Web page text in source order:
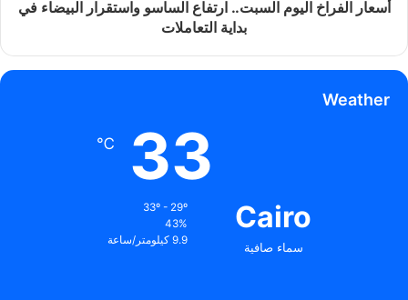
أسعار الفراخ اليوم السبت.. ارتفاع الساسو واستقرار البيضاء في
بداية التعاملات
Weather
Cairo
سماء صافية
33
℃
43%
9.9 كيلومتر/ساعة